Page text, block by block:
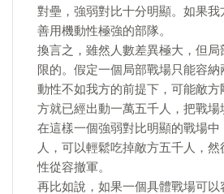
對壘，強弱對比十分明顯。如果
善用機動性極強的部隊。
換言之，雖然人數差異極大，但
限的。假定一個局部戰場只能容
動性不如我方的前提下，可能敵
方就已經出動一萬五千人，把戰場
在這樣一個強弱對比明顯的戰場
人，可以輕鬆吃掉敵方五千人，
性從容撤軍。
再比如說，如果一個具體戰場可以